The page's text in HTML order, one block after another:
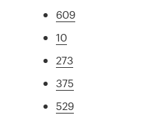
609
10
273
375
529